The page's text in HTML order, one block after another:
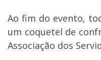
Ao fim do evento,
um coquetel de
Associação dos